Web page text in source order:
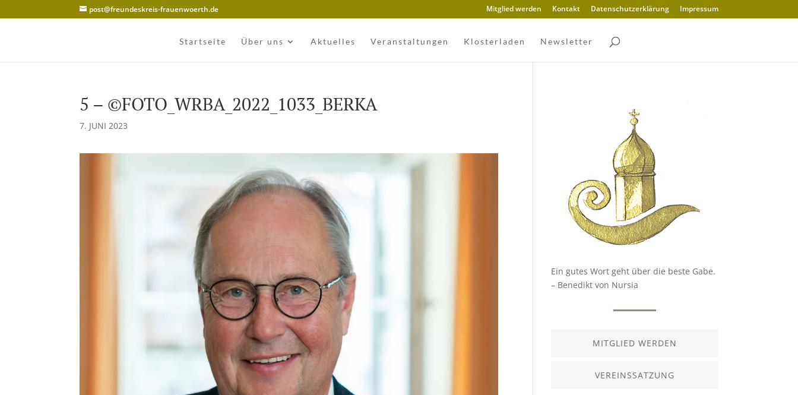
post@freundeskreis-frauenwoerth.de Mitglied werden Kontakt Datenschutzerklärung Impressum
Startseite Über uns Aktuelles Veranstaltungen Klosterladen Newsletter
5 – ©FOTO_WRBA_2022_1033_BERKA
7. JUNI 2023
Ein gutes Wort geht über die beste Gabe.
– Benedikt von Nursia
MITGLIED WERDEN
VEREINSSATZUNG